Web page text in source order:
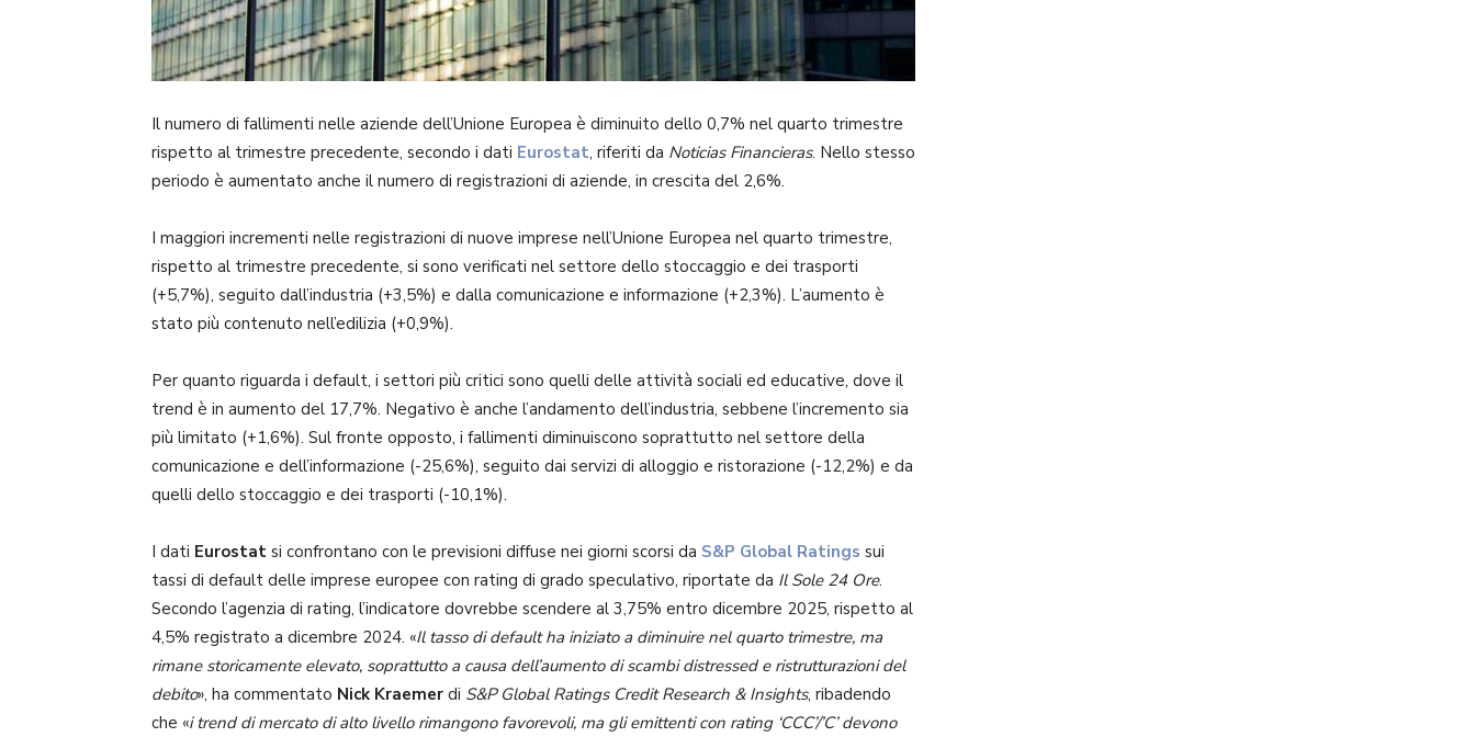
Il numero di fallimenti nelle aziende dell’Unione Europea è diminuito dello 0,7% nel quarto trimestre
rispetto al trimestre precedente, secondo i dati Eurostat, riferiti da Noticias Financieras. Nello stesso
periodo è aumentato anche il numero di registrazioni di aziende, in crescita del 2,6%.
I maggiori incrementi nelle registrazioni di nuove imprese nell’Unione Europea nel quarto trimestre,
rispetto al trimestre precedente, si sono verificati nel settore dello stoccaggio e dei trasporti
(+5,7%), seguito dall’industria (+3,5%) e dalla comunicazione e informazione (+2,3%). L’aumento è
stato più contenuto nell’edilizia (+0,9%).
Per quanto riguarda i default, i settori più critici sono quelli delle attività sociali ed educative, dove il
trend è in aumento del 17,7%. Negativo è anche l’andamento dell’industria, sebbene l’incremento sia
più limitato (+1,6%). Sul fronte opposto, i fallimenti diminuiscono soprattutto nel settore della
comunicazione e dell’informazione (-25,6%), seguito dai servizi di alloggio e ristorazione (-12,2%) e da
quelli dello stoccaggio e dei trasporti (-10,1%).
I dati Eurostat si confrontano con le previsioni diffuse nei giorni scorsi da S&P Global Ratings sui
tassi di default delle imprese europee con rating di grado speculativo, riportate da Il Sole 24 Ore.
Secondo l’agenzia di rating, l’indicatore dovrebbe scendere al 3,75% entro dicembre 2025, rispetto al
4,5% registrato a dicembre 2024. «Il tasso di default ha iniziato a diminuire nel quarto trimestre, ma
rimane storicamente elevato, soprattutto a causa dell’aumento di scambi distressed e ristrutturazioni del
debito», ha commentato Nick Kraemer di S&P Global Ratings Credit Research & Insights, ribadendo
che «i trend di mercato di alto livello rimangono favorevoli, ma gli emittenti con rating ‘CCC’/’C’ devono